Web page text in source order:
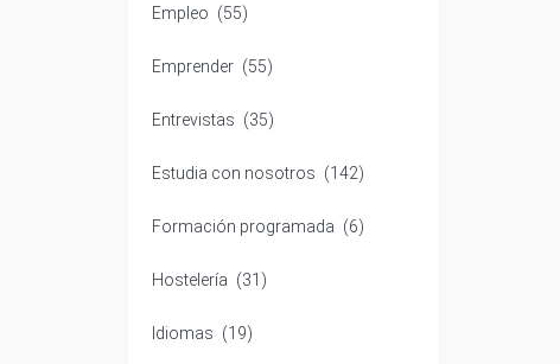
Empleo (55)
Emprender (55)
Entrevistas (35)
Estudia con nosotros (142)
Formación programada (6)
Hostelería (31)
Idiomas (19)